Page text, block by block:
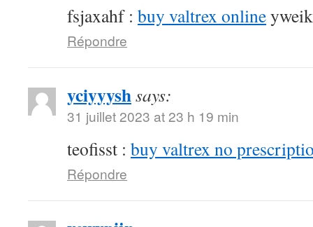
fsjaxahf : buy valtrex online
Répondre
yciyyyshsays:
31 juillet 2023 at 23 h 19 min
teofisst : buy valtrex no
Répondre